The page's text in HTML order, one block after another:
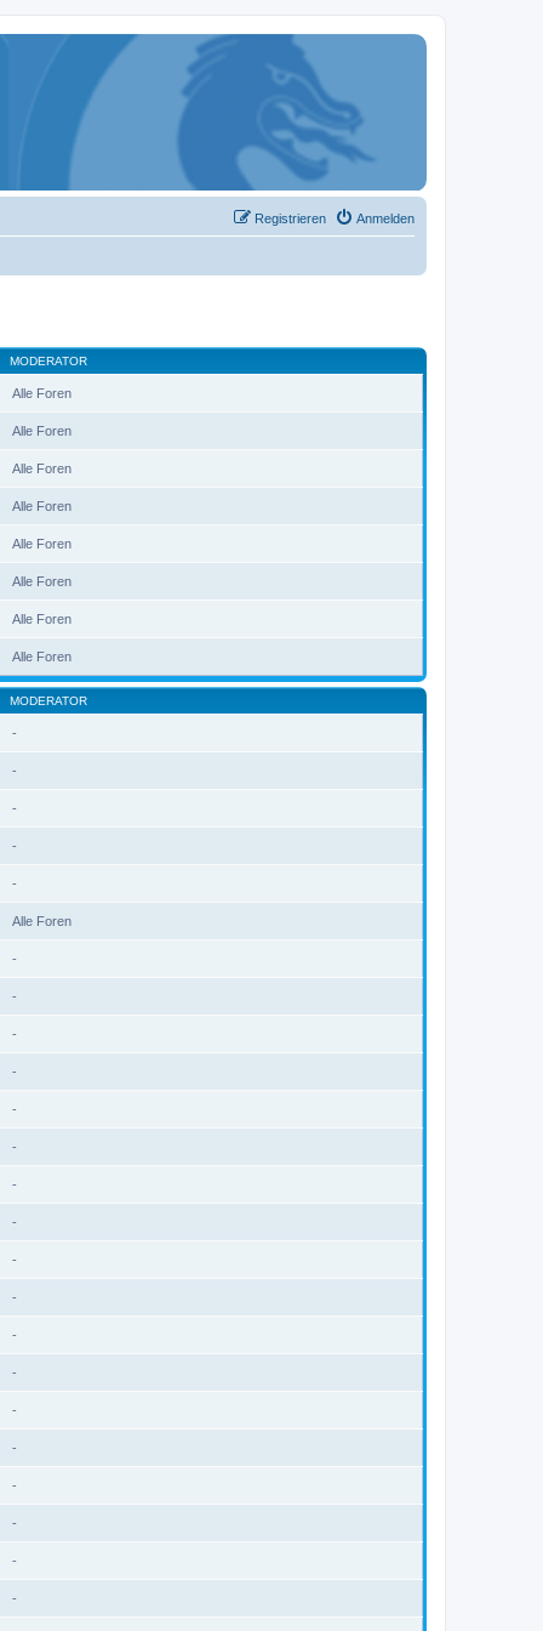
Anmelden
Registrieren
MODERATOR
Alle Foren
Alle Foren
Alle Foren
Alle Foren
Alle Foren
Alle Foren
Alle Foren
Alle Foren
MODERATOR
-
-
-
-
-
Alle Foren
-
-
-
-
-
-
-
-
-
-
-
-
-
-
-
-
-
-